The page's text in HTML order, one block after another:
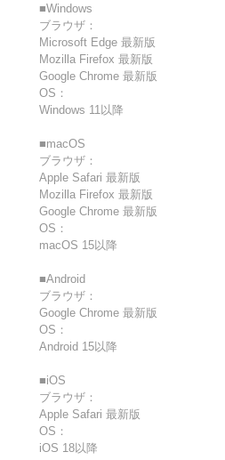
■Windows
ブラウザ：
Microsoft Edge 最新版
Mozilla Firefox 最新版
Google Chrome 最新版
OS：
Windows 11以降
■macOS
ブラウザ：
Apple Safari 最新版
Mozilla Firefox 最新版
Google Chrome 最新版
OS：
macOS 15以降
■Android
ブラウザ：
Google Chrome 最新版
OS：
Android 15以降
■iOS
ブラウザ：
Apple Safari 最新版
OS：
iOS 18以降